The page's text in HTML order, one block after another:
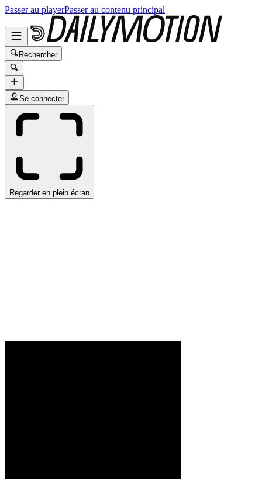
Passer au playerPasser au contenu principal
Rechercher
Se connecter
Regarder en plein écran